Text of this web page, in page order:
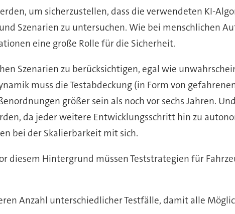
um sicherzustellen, dass die verwendeten KI-
Szenarien zu untersuchen. Wie bei menschlichen
eine große Rolle für die Sicherheit.
Szenarien zu berücksichtigen, egal wie
muss die Testabdeckung (in Form von
größer sein als noch vor sechs Jahren.
da jeder weitere Entwicklungsschritt hin zu
bei der Skalierbarkeit mit sich.
diesem Hintergrund müssen Teststrategien für
Anzahl unterschiedlicher Testfälle, damit alle